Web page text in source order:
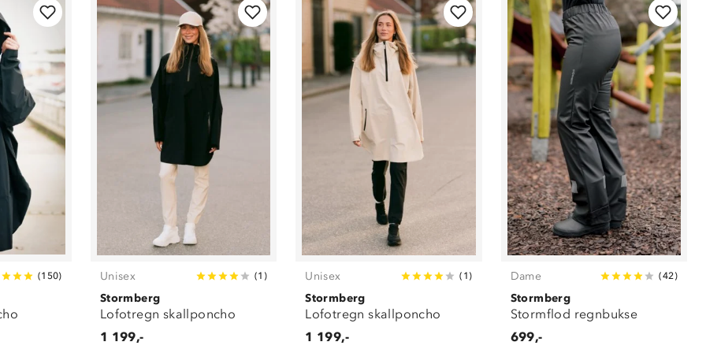
Unisex
Fleece
1)
Hansker og
votter
5)
Herre (19)
Hodeplagg
Jakker
Mammaklær
(
)
Parkdresser
Regntøy
)
Sokker (1
Treningsklær
(150) Unisex (1 )
Stormberg
Lofotregn skallponcho
1 199,-
Unisex ( 1 )
Stormberg
Lofotregn skallponcho
1 199,-
Dame (42)
Stormberg
Stormflod regnbukse
699,-